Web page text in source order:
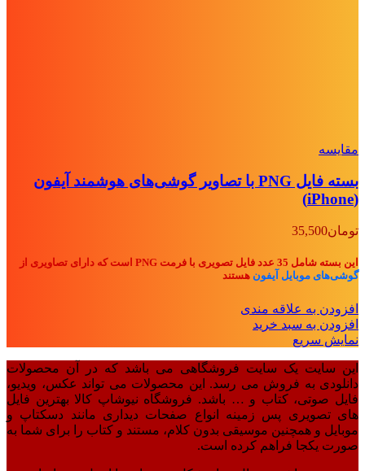
مقايسه
بسته فایل PNG با تصاویر گوشی‌های هوشمند آیفون
(iPhone)
تومان35,500
این بسته شامل 35 عدد فایل تصویری با فرمت PNG است که دارای تصاویری از
گوشی‌های موبایل آیفون هستند
افزودن به علاقه مندی
افزودن به سبد خرید
نمایش سریع
این سایت یک سایت فروشگاهی می باشد که در آن محصولات
دانلودی به فروش می رسد. این محصولات می تواند عکس، ویدیو،
فایل صوتی، کتاب و … باشد. فروشگاه نیوشاپ کالا بهترین فایل
های تصویری پس زمینه انواع صفحات دیداری مانند دسکتاپ و
موبایل و همچنین موسیقی بدون کلام، مستند و کتاب را برای شما به
صورت یکجا فراهم کرده است.